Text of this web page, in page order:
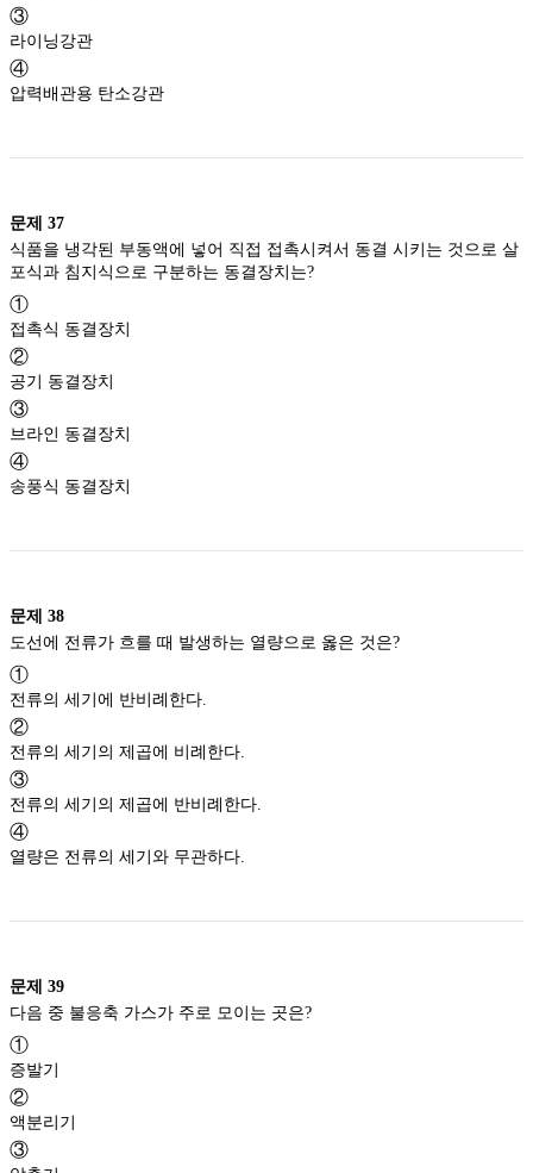
③
라이닝강관
④
압력배관용 탄소강관
문제 37
식품을 냉각된 부동액에 넣어 직접 접촉시켜서 동결 시키는 것으로 살
①
접촉식 동결장치
②
공기 동결장치
③
브라인 동결장치
④
송풍식 동결장치
문제 38
①
전류의 세기에 반비례한다.
②
전류의 세기의 제곱에 비례한다.
③
전류의 세기의 제곱에 반비례한다.
④
열량은 전류의 세기와 무관하다.
문제 39
①
증발기
②
액분리기
③